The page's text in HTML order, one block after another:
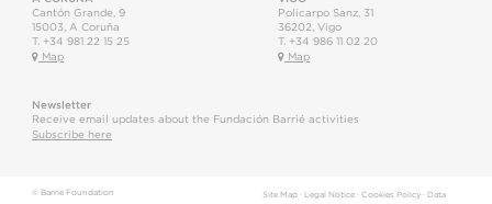
Cantón Grande, 9
15003
A Coruña
T. +34 981 22 15 25
Map
Policarpo Sanz, 31
36202 Vigo
T. +34 986 11 02 20
Map
Newsletter
Receive email updates about the Fundación Barrié activities
Subscribe here
© Barrie Foundation Site Map· Legal Notice· Cookies Policy· Data